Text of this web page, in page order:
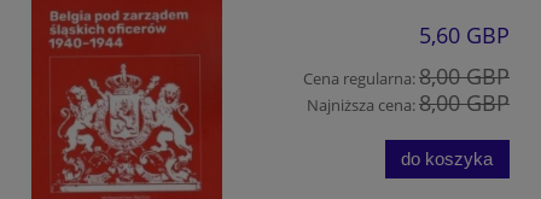
5,60 GBP
Cena regularna:8,00 GBP
Najniższa cena:8,00 GBP
do koszyka